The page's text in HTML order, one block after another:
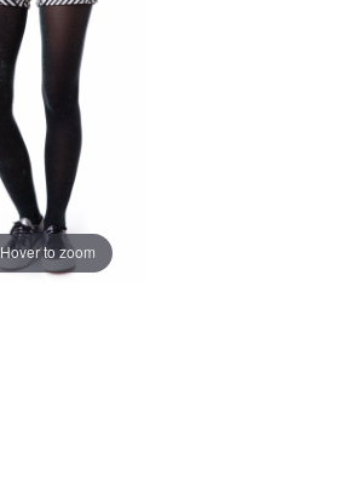
Hover to zoom